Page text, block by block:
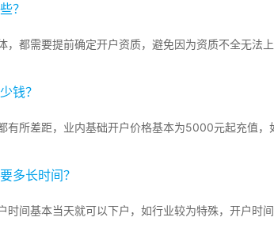
？
，都需要提前确定开户资质，避免因为资质不全无法
钱？
有所差距，业内基础开户价格基本为5000元起充值，
多长时间？
时间基本当天就可以下户，如行业较为特殊，开户时